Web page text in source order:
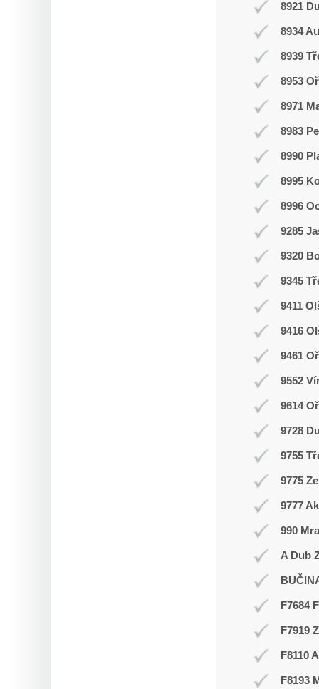
8921
8934
8939
8953
8971
8983
8990
8995
8996
9285
9320
9345
9411
9416
9461
9552
9614
9728
9755
9775
9777
990
A Dub
F7684
F7919
F8110
F8193